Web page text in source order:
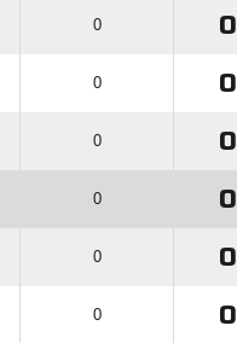
0 0
0 0
0 0
0 0
0 0
0 0